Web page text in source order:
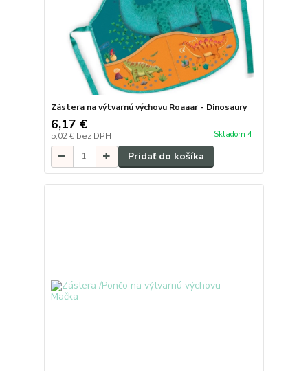
Zástera na výtvarnú výchovu Roaaar - Dinosaury
6,17 €
5,02 € bez DPH Skladom 4
Pridať do košíka